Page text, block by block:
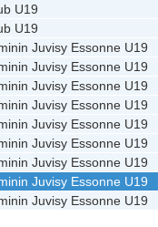
U19
U19
Juvisy Essonne U19
Juvisy Essonne U19
Juvisy Essonne U19
Juvisy Essonne U19
Juvisy Essonne U19
Juvisy Essonne U19
Juvisy Essonne U19
Juvisy Essonne U19
Juvisy Essonne U19